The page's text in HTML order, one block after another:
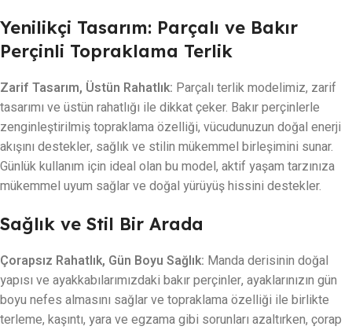
Yenilikçi Tasarım: Parçalı ve Bakır
Perçinli Topraklama Terlik
Zarif Tasarım, Üstün Rahatlık: Parçalı terlik modelimiz, zarif
tasarımı ve üstün rahatlığı ile dikkat çeker. Bakır perçinlerle
zenginleştirilmiş topraklama özelliği, vücudunuzun doğal enerji
akışını destekler, sağlık ve stilin mükemmel birleşimini sunar.
Günlük kullanım için ideal olan bu model, aktif yaşam tarzınıza
mükemmel uyum sağlar ve doğal yürüyüş hissini destekler.
Sağlık ve Stil Bir Arada
Çorapsız Rahatlık, Gün Boyu Sağlık: Manda derisinin doğal
yapısı ve ayakkabılarımızdaki bakır perçinler, ayaklarınızın gün
boyu nefes almasını sağlar ve topraklama özelliği ile birlikte
terleme, kaşıntı, yara ve egzama gibi sorunları azaltırken, çorap